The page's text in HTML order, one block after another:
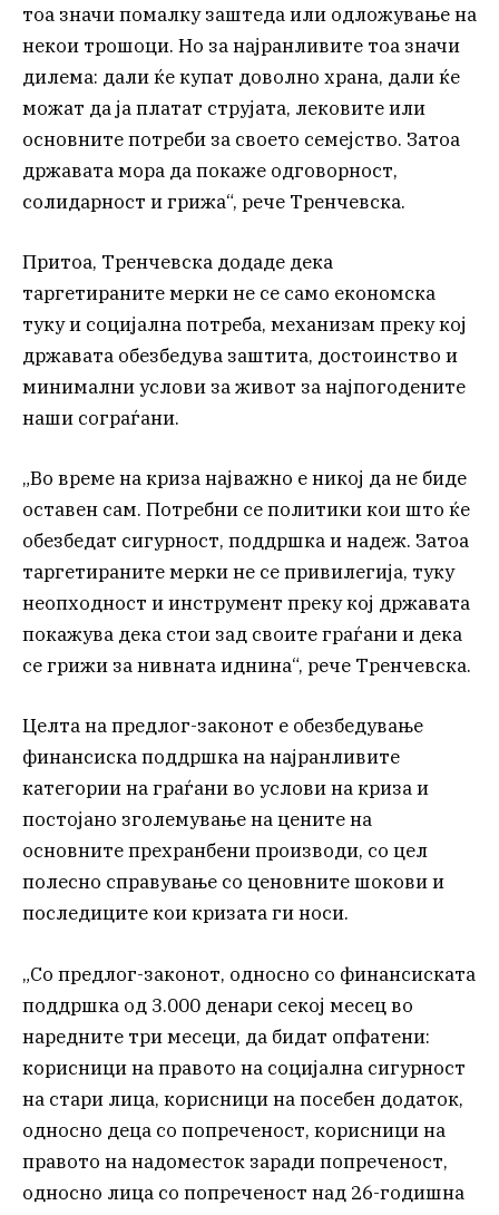
тоа значи помалку заштеда или одложување на
некои трошоци. Но за најранливите тоа значи
дилема: дали ќе купат доволно храна, дали ќе
можат да ја платат струјата, лековите или
основните потреби за своето семејство. Затоа
државата мора да покаже одговорност,
солидарност и грижа“, рече Тренчевска.
Притоа, Тренчевска додаде дека
таргетираните мерки не се само економска
туку и социјална потреба, механизам преку кој
државата обезбедува заштита, достоинство и
минимални услови за живот за најпогодените
наши сограѓани.
„Во време на криза најважно е никој да не биде
оставен сам. Потребни се политики кои што ќе
обезбедат сигурност, поддршка и надеж. Затоа
таргетираните мерки не се привилегија, туку
неопходност и инструмент преку кој државата
покажува дека стои зад своите граѓани и дека
се грижи за нивната иднина“, рече Тренчевска.
Целта на предлог-законот е обезбедување
финансиска поддршка на најранливите
категории на граѓани во услови на криза и
постојано зголемување на цените на
основните прехранбени производи, со цел
полесно справување со ценовните шокови и
последиците кои кризата ги носи.
„Со предлог-законот, односно со финансиската
поддршка од 3.000 денари секој месец во
наредните три месеци, да бидат опфатени:
корисници на правото на социјална сигурност
на стари лица, корисници на посебен додаток,
односно деца со попреченост, корисници на
правото на надоместок заради попреченост,
односно лица со попреченост над 26-годишна